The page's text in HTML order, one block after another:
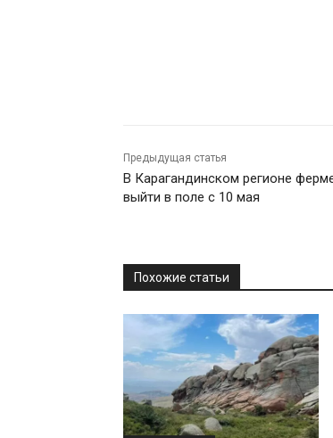
Предыдущая статья
В Карагандинском регионе
выйти в поле с 10 мая
Похожие статьи